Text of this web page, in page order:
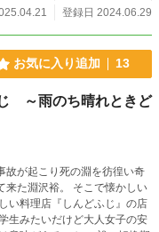
登録日 2024.06.29
お気に入り追加 13
～雨のち晴れときど
故が起こり死の淵を彷徨い奇
来た淵沢裕。 そこで懐かしい
い料理店『しんどふじ』の店
生みたいだけど大人女子の安